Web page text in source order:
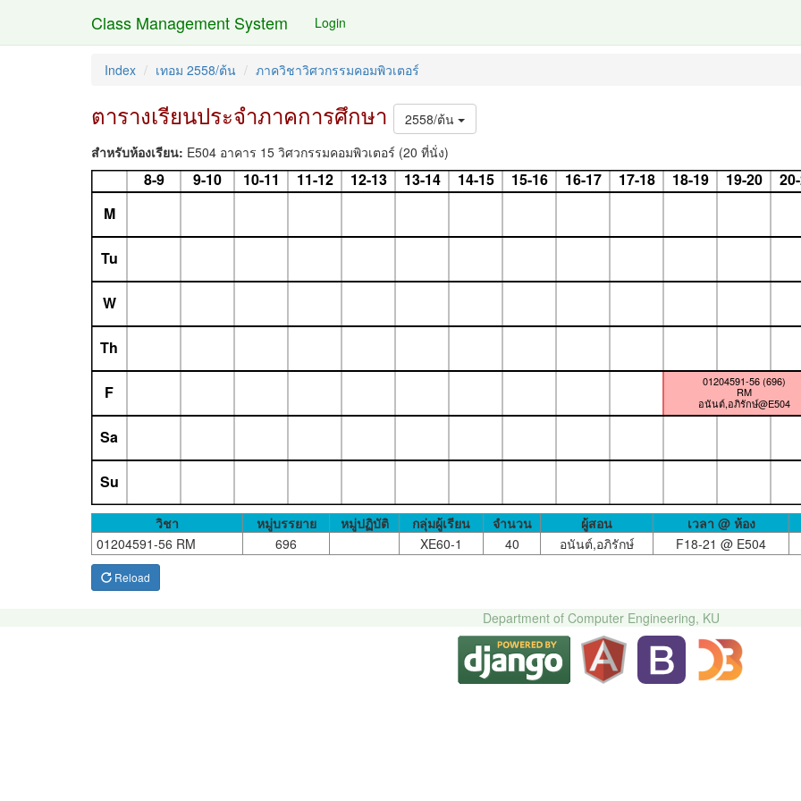
Class Management System Login
Index เทอม 2558/ต้น ภาควิชาวิศวกรรมคอมพิวเตอร์
ตารางเรียนประจำภาคการศึกษา
2558/ต้น
สำหรับห้องเรียน: E504 อาคาร 15 วิศวกรรมคอมพิวเตอร์ (20 ที่นั่ง)
8-9 9-10 10-11 11-12 12-13 13-14 14-15 15-16 16-17 17-18 18-19 19-20
01204591-56 (696)
RM
อนันต์,อภิรักษ์@E504
M
Tu
W
Th
F
Sa
Su
วิชา หมู่บรรยาย หมู่ปฏิบัติ กลุ่มผู้เรียน จำนวน ผู้สอน
เวลา @ ห้อง
01204591-56 RM
696 XE60-1 40 อนันต์,อภิรักษ์ F18-21 @ E504
Reload
Department of Computer Engineering, KU